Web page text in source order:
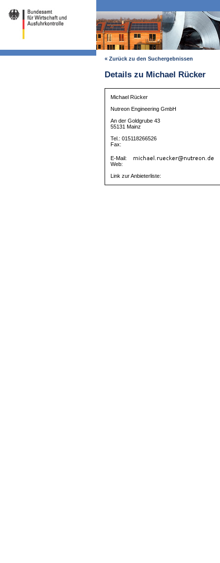
« Zurück zu den Suchergebnissen
Details zu Michael Rücker
Michael Rücker
Nutreon Engineering GmbH
An der Goldgrube 43
55131 Mainz
Tel.: 015118266526
Fax:
E-Mail:
Web:
Link zur Anbieterliste: